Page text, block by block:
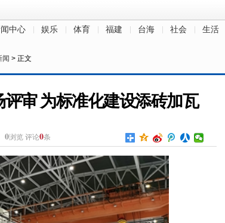
中心 娱乐 体育 福建 台海 社会 生活
闻 > 正文
审 为标准化建设添砖加瓦
0浏览 评论0条